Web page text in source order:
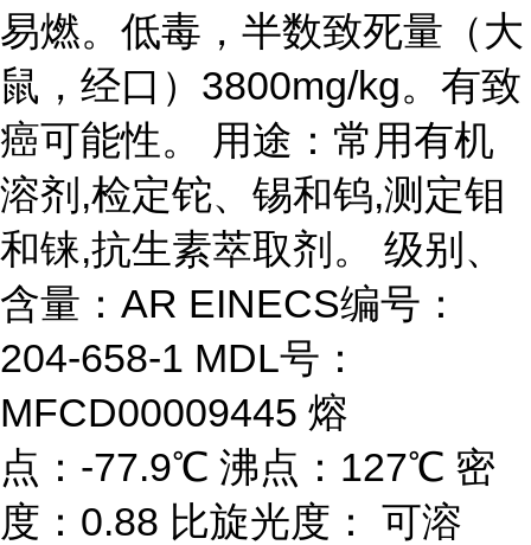
易燃。低毒，半数致死量（大
鼠，经口）3800mg/kg。有致
癌可能性。 用途：常用有机
溶剂,检定铊、锡和钨,测定钼
和铼,抗生素萃取剂。 级别、
含量：AR EINECS编号：
204-658-1 MDL号：
MFCD00009445 熔
点：-77.9℃ 沸点：127℃ 密
度：0.88 比旋光度： 可溶